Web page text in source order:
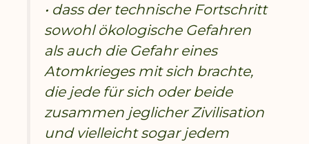
• dass der technische Fortschritt
sowohl ökologische Gefahren
als auch die Gefahr eines
Atomkrieges mit sich brachte,
die jede für sich oder beide
zusammen jeglicher Zivilisation
und vielleicht sogar jedem